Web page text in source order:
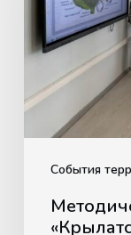
События
подход
действии